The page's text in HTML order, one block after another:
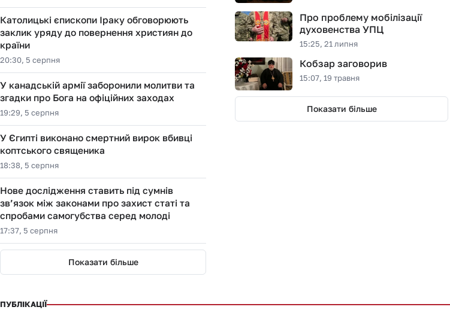
Католицькі єпископи Іраку обговорюють
заклик уряду до повернення християн до
країни
20:30, 5 серпня
У канадській армії заборонили молитви та
згадки про Бога на офіційних заходах
19:29, 5 серпня
У Єгипті виконано смертний вирок вбивці
коптського священика
18:38, 5 серпня
Нове дослідження ставить під сумнів
зв’язок між законами про захист статі та
спробами самогубства серед молоді
17:37, 5 серпня
Показати більше
Про проблему мобілізації
духовенства УПЦ
15:25, 21 липня
Кобзар заговорив
15:07, 19 травня
Показати більше
ПУБЛІКАЦІЇ